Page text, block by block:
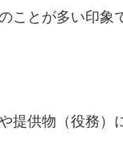
ことが多い印象
提供物（役務）